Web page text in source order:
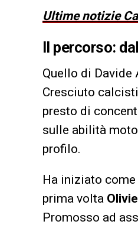
Ultime notizie
Il percorso:
Quello di Davide
Cresciuto
presto di
sulle abilità
profilo.
Ha iniziato
prima volta
Promosso ad